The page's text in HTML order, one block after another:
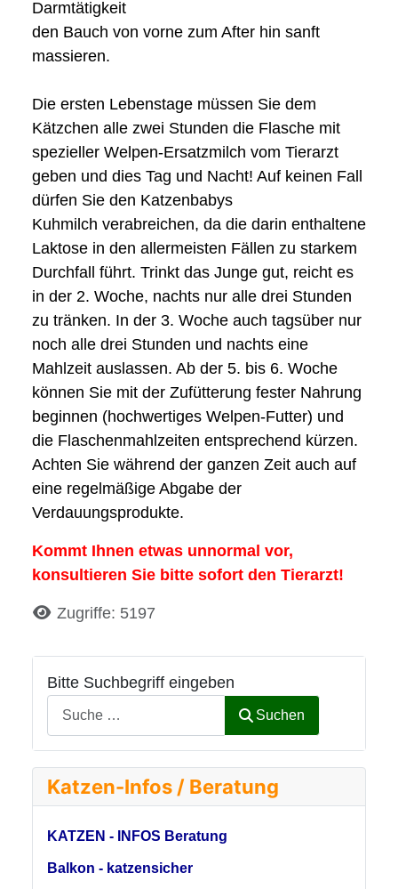
Bitte Suchbegriff eingeben
Suchen
Katzen-Infos / Beratung
KATZEN - INFOS Beratung
Balkon - katzensicher
Darmtätigkeit
den Bauch von vorne zum After hin sanft
massieren.
Die ersten Lebenstage müssen Sie dem
Kätzchen alle zwei Stunden die Flasche mit
spezieller Welpen-Ersatzmilch vom Tierarzt
geben und dies Tag und Nacht! Auf keinen Fall
dürfen Sie den Katzenbabys
Kuhmilch verabreichen, da die darin enthaltene
Laktose in den allermeisten Fällen zu starkem
Durchfall führt. Trinkt das Junge gut, reicht es
in der 2. Woche, nachts nur alle drei Stunden
zu tränken. In der 3. Woche auch tagsüber nur
noch alle drei Stunden und nachts eine
Mahlzeit auslassen. Ab der 5. bis 6. Woche
können Sie mit der Zufütterung fester Nahrung
beginnen (hochwertiges Welpen-Futter) und
die Flaschenmahlzeiten entsprechend kürzen.
Achten Sie während der ganzen Zeit auch auf
eine regelmäßige Abgabe der
Verdauungsprodukte.
Kommt Ihnen etwas unnormal vor,
konsultieren Sie bitte sofort den Tierarzt!
DetailsZugriffe: 5197